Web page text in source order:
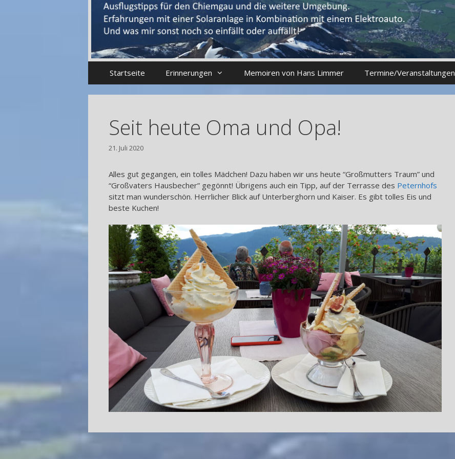
Startseite Erinnerungen Memoiren von Hans Limmer Termine/Veranstaltungen
Seit heute Oma und Opa!
21. Juli 2020
Alles gut gegangen, ein tolles Mädchen! Dazu haben wir uns heute “Großmutters Traum” und
“Großvaters Hausbecher” gegönnt! Übrigens auch ein Tipp, auf der Terrasse des Peternhofs
sitzt man wunderschön. Herrlicher Blick auf Unterberghorn und Kaiser. Es gibt tolles Eis und
beste Kuchen!